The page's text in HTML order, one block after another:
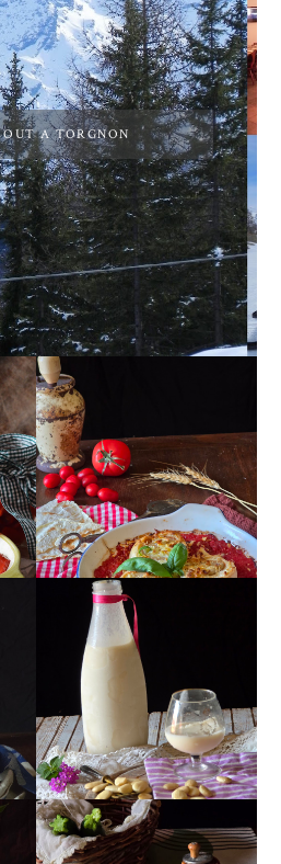
A TORGNON
GIRANDOLE DI
RICOTTA
MANDORLITO